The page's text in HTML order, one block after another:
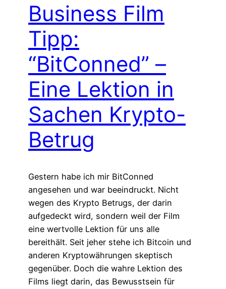
Business Film
Tipp:
“BitConned” –
Eine Lektion in
Sachen Krypto-
Betrug
Gestern habe ich mir BitConned
angesehen und war beeindruckt. Nicht
wegen des Krypto Betrugs, der darin
aufgedeckt wird, sondern weil der Film
eine wertvolle Lektion für uns alle
bereithält. Seit jeher stehe ich Bitcoin und
anderen Kryptowährungen skeptisch
gegenüber. Doch die wahre Lektion des
Films liegt darin, das Bewusstsein für